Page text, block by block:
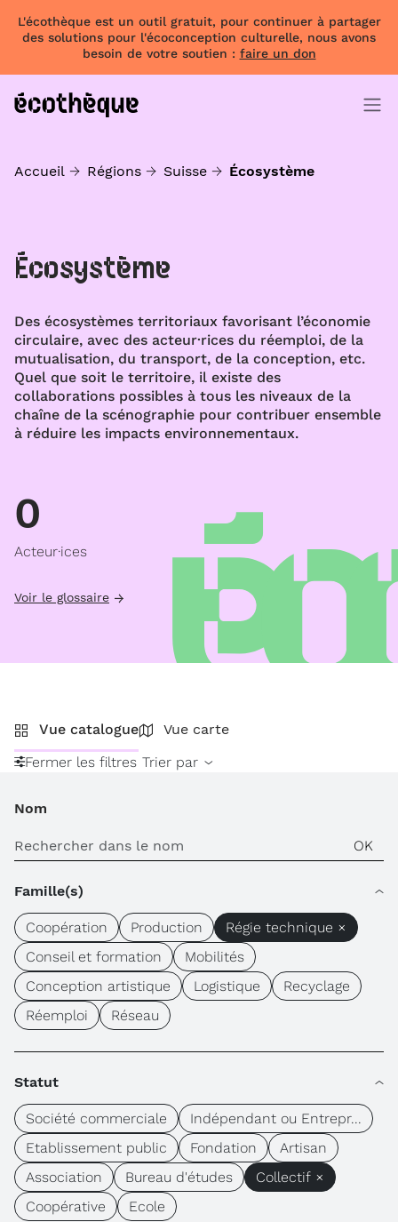
L'écothèque est un outil gratuit, pour continuer à partager
des solutions pour l'écoconception culturelle, nous avons
besoin de votre soutien : faire un don
Accueil Régions Suisse Écosystème
Écosystème
Des écosystèmes territoriaux favorisant l’économie
circulaire, avec des acteur·rices du réemploi, de la
mutualisation, du transport, de la conception, etc.
Quel que soit le territoire, il existe des
collaborations possibles à tous les niveaux de la
chaîne de la scénographie pour contribuer ensemble
à réduire les impacts environnementaux.
0
Acteur·ices
Voir le glossaire
Vue catalogue
Vue carte
Fermer les filtres Trier par
Nom
Famille(s)
Coopération Production
Régie technique ×
Conseil et formation
Mobilités
Conception artistique
Logistique
Recyclage
Réemploi
Réseau
Statut
Société commerciale
Indépendant ou Entrepr...
Etablissement public
Fondation
Artisan
Association
Bureau d'études
Collectif ×
Coopérative
Ecole